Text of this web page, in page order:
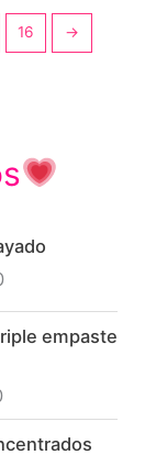
16 →
empaste